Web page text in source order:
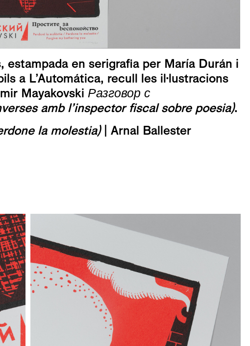
en serigrafia per María Durán i
a L’Automática, recull les il·lustracions
Mayakovski Разговор с
amb l’inspector fiscal sobre poesia).
la molestia)| Arnal Ballester